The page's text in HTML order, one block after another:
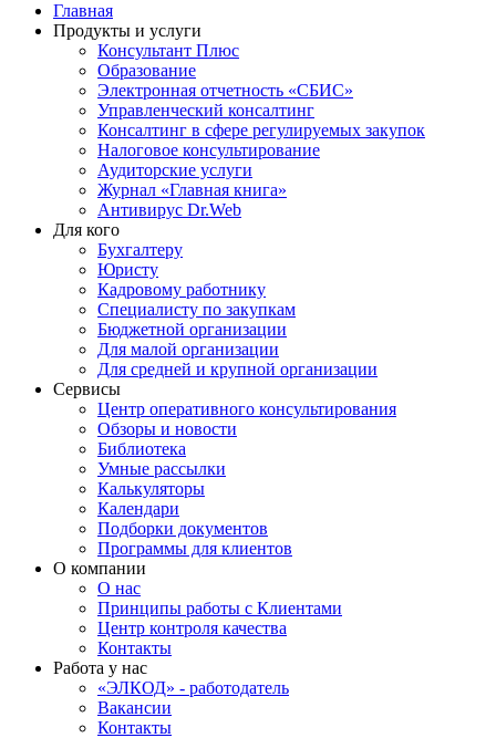
Главная
Продукты и услуги
Консультант Плюс
Образование
Электронная отчетность «СБИС»
Управленческий консалтинг
Консалтинг в сфере регулируемых закупок
Налоговое консультирование
Аудиторские услуги
Журнал «Главная книга»
Антивирус Dr.Web
Для кого
Бухгалтеру
Юристу
Кадровому работнику
Специалисту по закупкам
Бюджетной организации
Для малой организации
Для средней и крупной организации
Сервисы
Центр оперативного консультирования
Обзоры и новости
Библиотека
Умные рассылки
Калькуляторы
Календари
Подборки документов
Программы для клиентов
О компании
О нас
Принципы работы с Клиентами
Центр контроля качества
Контакты
Работа у нас
«ЭЛКОД» - работодатель
Вакансии
Контакты